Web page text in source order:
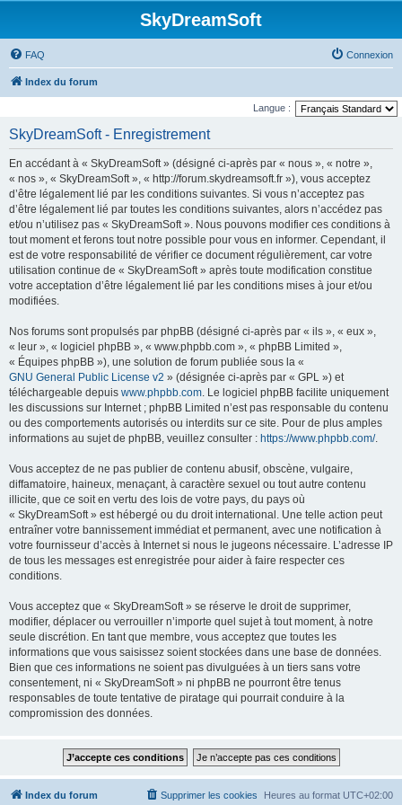
SkyDreamSoft
FAQ Connexion
Index du forum
Langue :
SkyDreamSoft - Enregistrement
En accédant à « SkyDreamSoft » (désigné ci-après par « nous », « notre »,
« nos », « SkyDreamSoft », « http://forum.skydreamsoft.fr »), vous acceptez
d’être légalement lié par les conditions suivantes. Si vous n’acceptez pas
d’être légalement lié par toutes les conditions suivantes, alors n’accédez pas
et/ou n’utilisez pas « SkyDreamSoft ». Nous pouvons modifier ces conditions à
tout moment et ferons tout notre possible pour vous en informer. Cependant, il
est de votre responsabilité de vérifier ce document régulièrement, car votre
utilisation continue de « SkyDreamSoft » après toute modification constitue
votre acceptation d’être légalement lié par les conditions mises à jour et/ou
modifiées.
Nos forums sont propulsés par phpBB (désigné ci-après par « ils », « eux »,
« leur », « logiciel phpBB », « www.phpbb.com », « phpBB Limited »,
« Équipes phpBB »), une solution de forum publiée sous la «
GNU General Public License v2 » (désignée ci-après par « GPL ») et
téléchargeable depuis www.phpbb.com. Le logiciel phpBB facilite uniquement
les discussions sur Internet ; phpBB Limited n’est pas responsable du contenu
ou des comportements autorisés ou interdits sur ce site. Pour de plus amples
informations au sujet de phpBB, veuillez consulter : https://www.phpbb.com/.
Vous acceptez de ne pas publier de contenu abusif, obscène, vulgaire,
diffamatoire, haineux, menaçant, à caractère sexuel ou tout autre contenu
illicite, que ce soit en vertu des lois de votre pays, du pays où
« SkyDreamSoft » est hébergé ou du droit international. Une telle action peut
entraîner votre bannissement immédiat et permanent, avec une notification à
votre fournisseur d’accès à Internet si nous le jugeons nécessaire. L’adresse IP
de tous les messages est enregistrée pour aider à faire respecter ces
conditions.
Vous acceptez que « SkyDreamSoft » se réserve le droit de supprimer,
modifier, déplacer ou verrouiller n’importe quel sujet à tout moment, à notre
seule discrétion. En tant que membre, vous acceptez que toutes les
informations que vous saisissez soient stockées dans une base de données.
Bien que ces informations ne soient pas divulguées à un tiers sans votre
consentement, ni « SkyDreamSoft » ni phpBB ne pourront être tenus
responsables de toute tentative de piratage qui pourrait conduire à la
compromission des données.
Index du forum Heures au format UTC+02:00
Supprimer les cookies